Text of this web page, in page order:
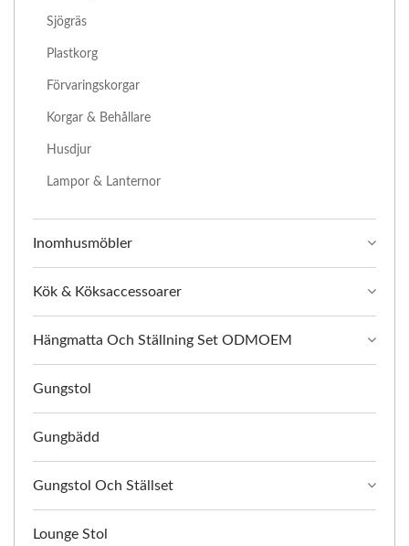
Sjögräs
Plastkorg
Förvaringskorgar
Korgar & Behållare
Husdjur
Lampor & Lanternor
Inomhusmöbler
Kök & Köksaccessoarer
Hängmatta Och Ställning Set ODMOEM
Gungstol
Gungbädd
Gungstol Och Ställset
Lounge Stol